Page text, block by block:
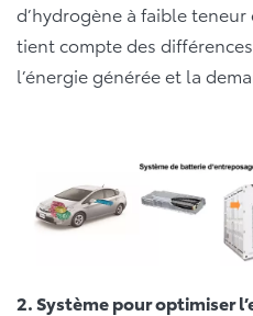
d’hydrogène à faible
tient compte des
l’énergie générée et la
2. Système pour optimiser